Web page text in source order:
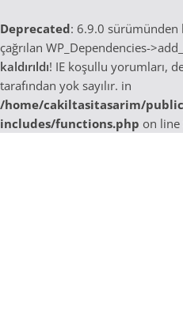
Deprecated: 6.9.0 sürümünden
çağrılan WP_Dependencies-
kaldırıldı! IE koşullu yorumları,
tarafından yok sayılır. in
/home/cakiltasitasarim/
includes/functions.php on line